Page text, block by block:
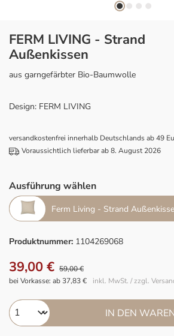
FERM LIVING - Strand
Außenkissen
aus garngefärbter Bio-Baumwolle
Design: FERM LIVING
versandkostenfrei innerhalb Deutschlands ab 49
Voraussichtlich lieferbar ab 8. August 2026
Ausführung wählen
Ferm Living - Strand
Produktnummer: 1104269068
39,00 € 59,00 €
inkl. MwSt. / zzgl.
bei Vorkasse: ab 37,83 €
IN DEN